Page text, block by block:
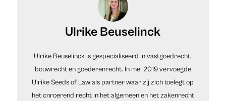
Ulrike Beuselinck
Ulrike Beuselinck is gespecialiseerd in vastgoedrecht,
bouwrecht en goederenrecht. In mei 2019 vervoegde
Ulrike Seeds of Law als partner waar zij zich toelegt op
het onroerend recht in het algemeen en het zakenrecht